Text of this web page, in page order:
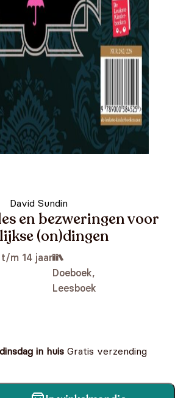
David Sundin
en bezweringen voor
(on)dingen
m 14 jaar
Doeboek,
Leesboek
in huis Gratis verzending